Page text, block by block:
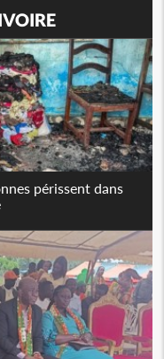
périssent dans